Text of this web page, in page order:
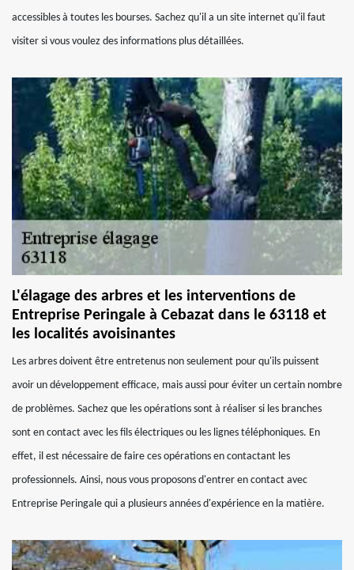
accessibles à toutes les bourses. Sachez qu'il a un site internet qu'il faut
visiter si vous voulez des informations plus détaillées.
L'élagage des arbres et les interventions de
Entreprise Peringale à Cebazat dans le 63118 et
les localités avoisinantes
Les arbres doivent être entretenus non seulement pour qu'ils puissent
avoir un développement efficace, mais aussi pour éviter un certain nombre
de problèmes. Sachez que les opérations sont à réaliser si les branches
sont en contact avec les fils électriques ou les lignes téléphoniques. En
effet, il est nécessaire de faire ces opérations en contactant les
professionnels. Ainsi, nous vous proposons d'entrer en contact avec
Entreprise Peringale qui a plusieurs années d'expérience en la matière.